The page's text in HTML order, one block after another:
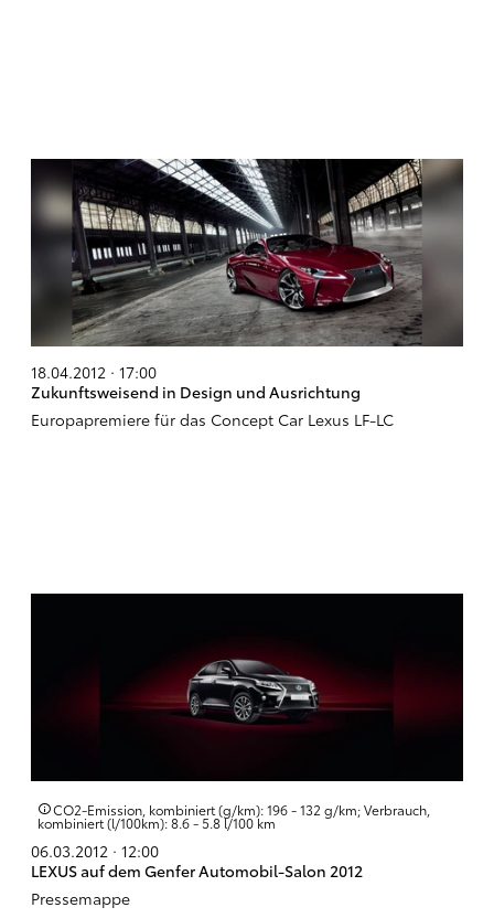
18.04.2012 · 17:00
Zukunftsweisend in Design und Ausrichtung
Europapremiere für das Concept Car Lexus LF-LC
CO2-Emission, kombiniert (g/km): 196 - 132 g/km; Verbrauch,
kombiniert (l/100km): 8.6 - 5.8 l/100 km
06.03.2012 · 12:00
LEXUS auf dem Genfer Automobil-Salon 2012
Pressemappe